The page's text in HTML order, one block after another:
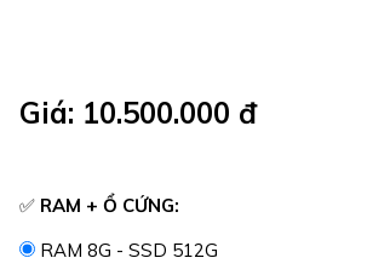
Giá: 10.500.000 đ
✅ RAM + Ổ CỨNG:
RAM 8G - SSD 512G